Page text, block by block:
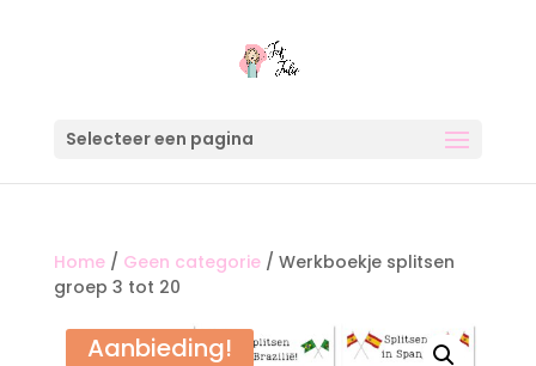
Selecteer een pagina
Home/ Geen categorie/ Werkboekje splitsen
groep 3 tot 20
Aanbieding!